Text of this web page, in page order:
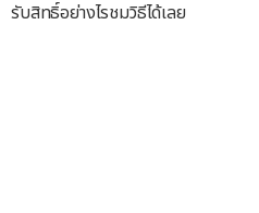
รับสิทธิ์อย่างไรชมวิธีได้เลย